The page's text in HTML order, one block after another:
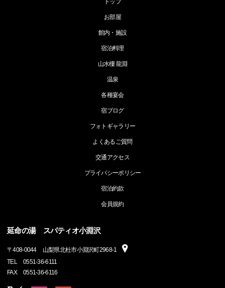
トップ
お部屋
館内・施設
宿泊料理
山水樓 龍淵
温泉
各種宴会
宿ブログ
フォトギャラリー
よくあるご質問
交通アクセス
プライバシーポリシー
宿泊約款
会員規約
延命の湯 スパティオ小淵沢
〒408-0044
山梨県北杜市小淵沢町2968-1
TEL
0551-36-6111
FAX
0551-36-6116